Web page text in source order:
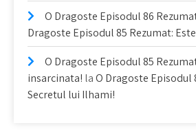
O Dragoste Episodul 86
Dragoste Episodul 85 Rezumat:
O Dragoste Episodul 85
insarcinata! laO Dragoste Episodul
Secretul lui Ilhami!